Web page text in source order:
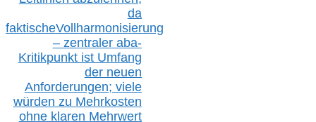
da
faktischeVollharmonisierung
– zentraler aba-
Kritikpunkt ist Umfang
der neuen
Anforderungen; viele
würden zu Mehrkosten
ohne klaren Mehrwert